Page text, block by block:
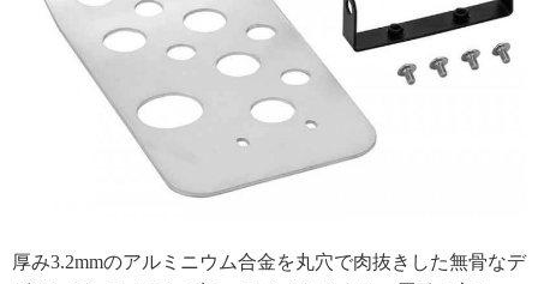
厚み3.2mmのアルミニウム合金を丸穴で肉抜きした無骨なデ